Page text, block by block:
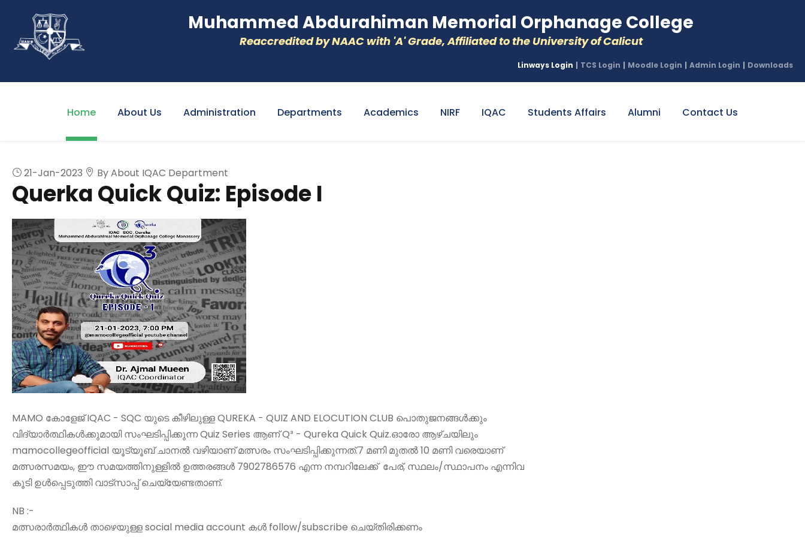
Muhammed Abdurahiman Memorial Orphanage College
Reaccredited by NAAC with 'A' Grade, Affiliated to the University of Calicut
Linways Login | TCS Login | Moodle Login | Admin Login | Downloads
Home About Us Administration Departments Academics NIRF IQAC Students Affairs Alumni Contact Us
21-Jan-2023 By About IQAC Department
Querka Quick Quiz: Episode I
MAMO കോളേജ് IQAC - SQC യുടെ കീഴിലുള്ള QUREKA - QUIZ AND ELOCUTION CLUB പൊതുജനങ്ങൾക്കും
വിദ്യാർത്ഥികൾക്കുമായി സംഘടിപ്പിക്കുന്ന Quiz Series ആണ് Q³ - Qureka Quick Quiz.ഓരോ ആഴ്ചയിലും
mamocollegeofficial യൂട്യൂബ് ചാനൽ വഴിയാണ് മത്സരം സംഘടിപ്പിക്കുന്നത്.7 മണി മുതൽ 10 മണി വരെയാണ്
മത്സരസമയം, ഈ സമയത്തിനുള്ളിൽ ഉത്തരങ്ങൾ 7902786576 എന്ന നമ്പറിലേക്ക് പേര്, സ്ഥലം/സ്ഥാപനം എന്നിവ
കൂടി ഉൾപ്പെടുത്തി വാട്സാപ്പ് ചെയ്യേണ്ടതാണ്.
NB :-
മത്സരാർത്ഥികൾ താഴെയുള്ള social media account കൾ follow/subscribe ചെയ്തിരിക്കണം